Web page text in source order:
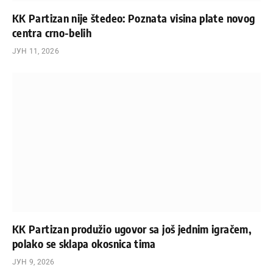
KK Partizan nije štedeo: Poznata visina plate novog
centra crno-belih
ЈУН 11, 2026
KK Partizan produžio ugovor sa još jednim igračem,
polako se sklapa okosnica tima
ЈУН 9, 2026